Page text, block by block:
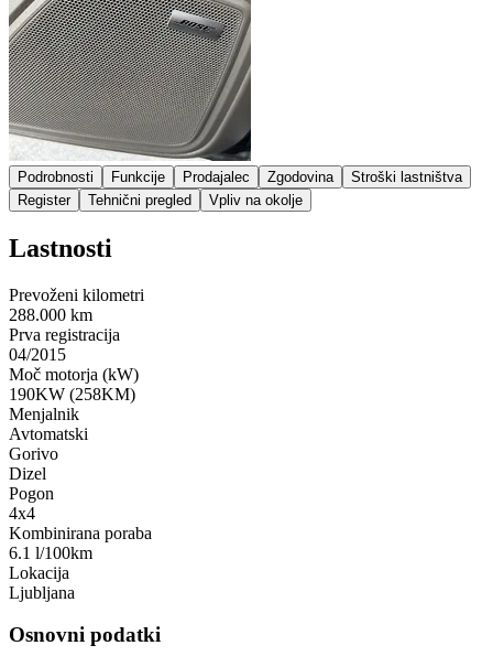
Podrobnosti Funkcije Prodajalec Zgodovina
Stroški lastništva
Register
Tehnični pregled Vpliv na okolje
Lastnosti
Prevoženi kilometri
288.000 km
Prva registracija
04/2015
Moč motorja (kW)
190KW (258KM)
Menjalnik
Avtomatski
Gorivo
Dizel
Pogon
4x4
Kombinirana poraba
6.1 l/100km
Lokacija
Ljubljana
Osnovni podatki